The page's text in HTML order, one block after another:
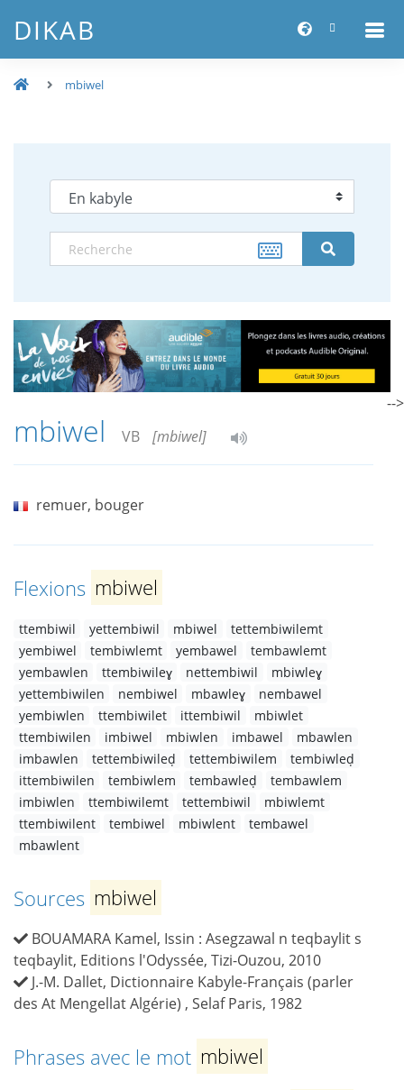
DIKAB
mbiwel
mbiwel VB [mbiwel]
remuer, bouger
Flexions mbiwel
ttembiwil yettembiwil mbiwel
tettembiwilemt
yembiwel
tembiwlemt yembawel
tembawlemt
yembawlen
ttembiwileɣ nettembiwil
mbiwleɣ
yettembiwilen
nembiwel mbawleɣ
nembawel
yembiwlen
ttembiwilet ittembiwil
mbiwlet
ttembiwilen
imbiwel mbiwlen imbawel
mbawlen
imbawlen
tettembiwileḍ tettembiwilem
tembiwleḍ
ittembiwilen
tembiwlem tembawleḍ
tembawlem
imbiwlen
ttembiwilemt tettembiwil
mbiwlemt
ttembiwilent
tembiwel mbiwlent
tembawel
mbawlent
Sources mbiwel
BOUAMARA Kamel, Issin : Asegzawal n teqbaylit s
teqbaylit, Editions l'Odyssée, Tizi-Ouzou, 2010
J.-M. Dallet, Dictionnaire Kabyle-Français (parler
des At Mengellat Algérie) , Selaf Paris, 1982
Phrases avec le mot mbiwel
-->